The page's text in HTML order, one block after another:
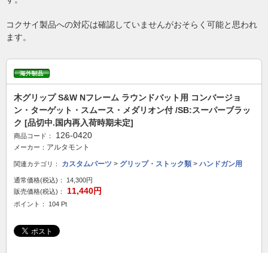
コクサイ製品への対応は確認していませんがおそらく可能と思われ
ます。
木グリップ S&W Nフレーム ラウンドバット用 コンバージョ
ン・ターゲット・スムース・メダリオン付 /SB:スーパーブラッ
ク [品切中.国内再入荷時期未定]
商品コード： 126-0420
メーカー： アルタモント
関連カテゴリ： カスタムパーツ > グリップ・ストック類 > ハンドガン用
通常価格(税込)：
14,300円
販売価格(税込)：
11,440円
ポイント： 104 Pt